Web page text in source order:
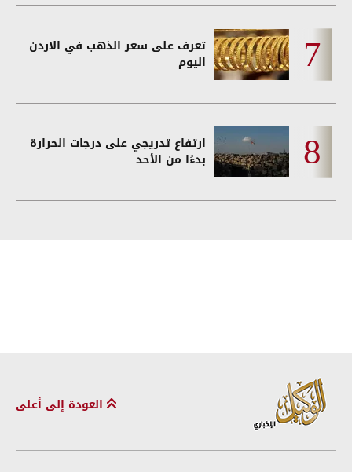
تعرف على سعر الذهب في الاردن
اليوم
ارتفاع تدريجي على درجات الحرارة
بدءًا من الأحد
العودة إلى أعلى